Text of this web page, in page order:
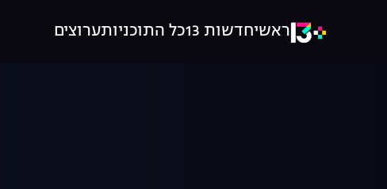
ראשיחדשות 13 כל התוכניותערוצים